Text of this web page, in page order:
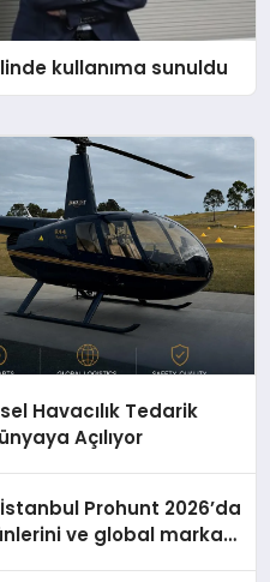
kullanıma sunuldu
Havacılık Tedarik
Açılıyor
Prohunt 2026’da
ve global marka